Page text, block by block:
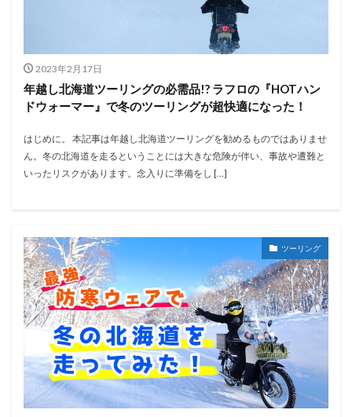
2023年2月17日
年越し北海道ツーリングの必需品!? ラフロの『HOTハン
ドウォーマー』で冬のツーリングが超快適になった！
はじめに。 本記事は年越し北海道ツーリングを勧めるものではありませ
ん。冬の北海道を走るということには大きな危険が伴い、事故や遭難と
いったリスクがあります。念入りに準備をし […]
ツーリング